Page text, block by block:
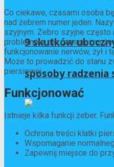
9 skutków
sposoby radzenia
Co ciekawe, czasami osoba
nad żebrem numer jeden.
szyjnym. Żebro szyjne często
problemów, ale czasami może
funkcjonowanie nerwów, żył i
Może to prowadzić do stanu
piersiowej.
Funkcjonować
Istnieje kilka funkcji żeber.
Ochrona treści klatki
Wspomaganie
Zapewnij miejsce do